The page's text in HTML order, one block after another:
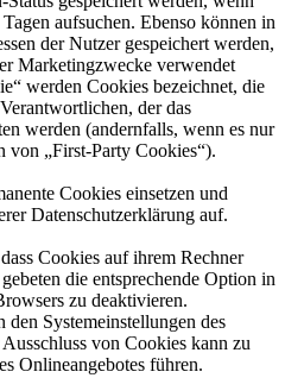
aufsuchen. Ebenso können in
der Nutzer gespeichert werden,
Marketingzwecke verwendet
werden Cookies bezeichnet, die
der das
werden (andernfalls, wenn es nur
von „First-Party Cookies“).
Cookies einsetzen und
Datenschutzerklärung auf.
Cookies auf ihrem Rechner
die entsprechende Option in
zu deaktivieren.
Systemeinstellungen des
von Cookies kann zu
Onlineangebotes führen.